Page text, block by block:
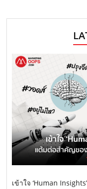
เข้าใจ ‘Human